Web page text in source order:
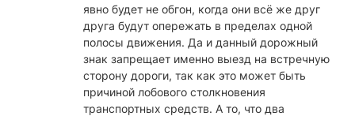
явно будет не обгон, когда они всё же друг
друга будут опережать в пределах одной
полосы движения. Да и данный дорожный
знак запрещает именно выезд на встречную
сторону дороги, так как это может быть
причиной лобового столкновения
транспортных средств. А то, что два